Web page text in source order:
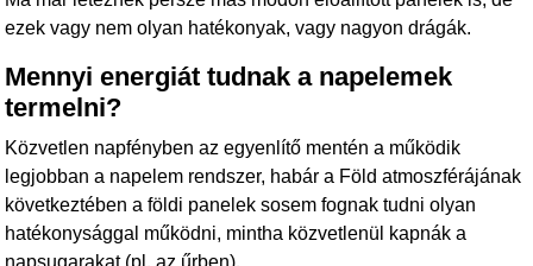
ezek vagy nem olyan hatékonyak, vagy nagyon drágák.
Mennyi energiát tudnak a napelemek
termelni?
Közvetlen napfényben az egyenlítő mentén a működik
legjobban a napelem rendszer, habár a Föld atmoszférájának
következtében a földi panelek sosem fognak tudni olyan
hatékonysággal működni, mintha közvetlenül kapnák a